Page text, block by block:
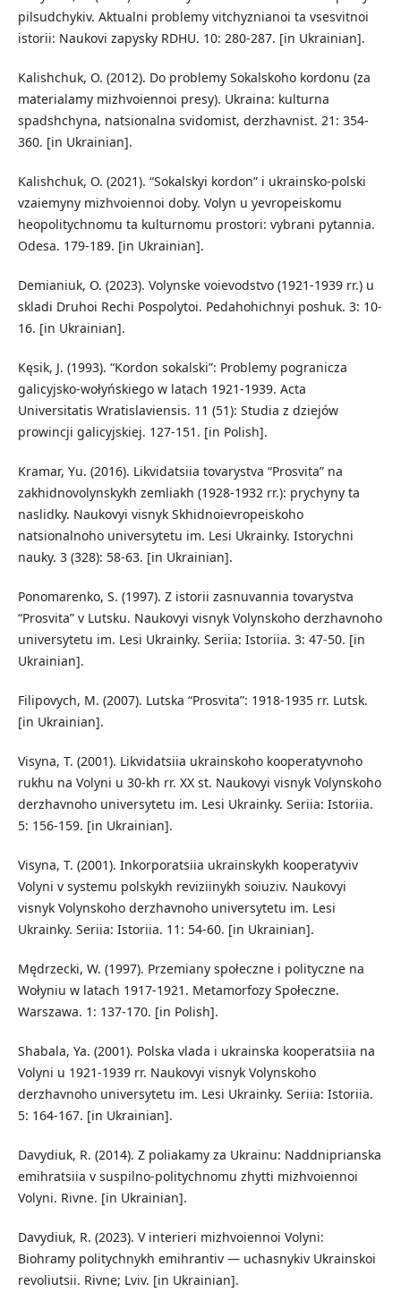
pilsudchykiv. Aktualni problemy vitchyznianoi ta vsesvitnoi
istorii: Naukovi zapysky RDHU. 10: 280-287. [in Ukrainian].
Kalishchuk, O. (2012). Do problemy Sokalskoho kordonu (za
materialamy mizhvoiennoi presy). Ukraina: kulturna
spadshchyna, natsionalna svidomist, derzhavnist. 21: 354-
360. [in Ukrainian].
Kalishchuk, O. (2021). “Sokalskyi kordon” i ukrainsko-polski
vzaiemyny mizhvoiennoi doby. Volyn u yevropeiskomu
heopolitychnomu ta kulturnomu prostori: vybrani pytannia.
Odesa. 179-189. [in Ukrainian].
Demianiuk, O. (2023). Volynske voievodstvo (1921-1939 rr.) u
skladi Druhoi Rechi Pospolytoi. Pedahohichnyi poshuk. 3: 10-
16. [in Ukrainian].
Kęsik, J. (1993). “Kordon sokalski”: Problemy pogranicza
galicyjsko-wołyńskiego w latach 1921-1939. Acta
Universitatis Wratislaviensis. 11 (51): Studia z dziejów
prowincji galicyjskiej. 127-151. [in Polish].
Kramar, Yu. (2016). Likvidatsiia tovarystva “Prosvita” na
zakhidnovolynskykh zemliakh (1928-1932 rr.): prychyny ta
naslidky. Naukovyi visnyk Skhidnoievropeiskoho
natsionalnoho universytetu im. Lesi Ukrainky. Istorychni
nauky. 3 (328): 58-63. [in Ukrainian].
Ponomarenko, S. (1997). Z istorii zasnuvannia tovarystva
“Prosvita” v Lutsku. Naukovyi visnyk Volynskoho derzhavnoho
universytetu im. Lesi Ukrainky. Seriia: Istoriia. 3: 47-50. [in
Ukrainian].
Filipovych, M. (2007). Lutska “Prosvita”: 1918-1935 rr. Lutsk.
[in Ukrainian].
Visyna, T. (2001). Likvidatsiia ukrainskoho kooperatyvnoho
rukhu na Volyni u 30-kh rr. ХХ st. Naukovyi visnyk Volynskoho
derzhavnoho universytetu im. Lesi Ukrainky. Seriia: Istoriia.
5: 156-159. [in Ukrainian].
Visyna, T. (2001). Inkorporatsiia ukrainskykh kooperatyviv
Volyni v systemu polskykh reviziinykh soiuziv. Naukovyi
visnyk Volynskoho derzhavnoho universytetu im. Lesi
Ukrainky. Seriia: Istoriia. 11: 54-60. [in Ukrainian].
Mędrzecki, W. (1997). Przemiany społeczne i polityczne na
Wołyniu w latach 1917-1921. Metamorfozy Społeczne.
Warszawa. 1: 137-170. [in Polish].
Shabala, Ya. (2001). Polska vlada i ukrainska kooperatsiia na
Volyni u 1921-1939 rr. Naukovyi visnyk Volynskoho
derzhavnoho universytetu im. Lesi Ukrainky. Seriia: Istoriia.
5: 164-167. [in Ukrainian].
Davydiuk, R. (2014). Z poliakamy za Ukrainu: Naddniprianska
emihratsiia v suspilno-politychnomu zhytti mizhvoiennoi
Volyni. Rivne. [in Ukrainian].
Davydiuk, R. (2023). V interieri mizhvoiennoi Volyni:
Biohramy politychnykh emihrantiv — uchasnykiv Ukrainskoi
revoliutsii. Rivne; Lviv. [in Ukrainian].